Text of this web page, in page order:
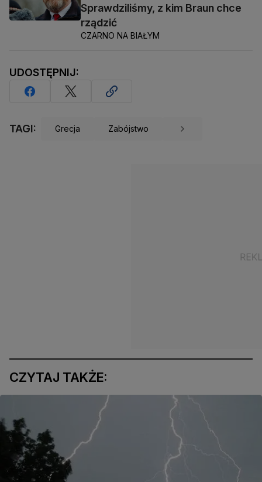
Sprawdziliśmy, z kim Braun chce
rządzić
CZARNO NA BIAŁYM
UDOSTĘPNIJ:
TAGI: Grecja Zabójstwo
CZYTAJ TAKŻE: